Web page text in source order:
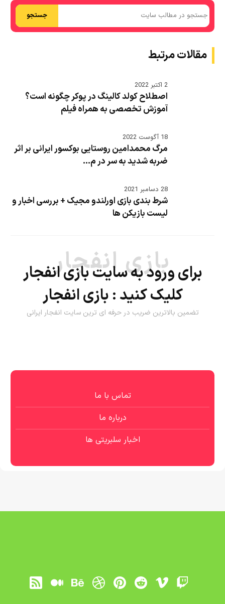
جستجو
مقالات مرتبط
2 اکتبر 2022
اصطلاح کولد کالینگ در پوکر چگونه است؟
آموزش تخصصی به همراه فیلم
18 آگوست 2022
مرگ محمدامین روستایی بوکسور ایرانی بر اثر
ضربه شدید به سر در م...
28 دسامبر 2021
شرط بندی بازی اورلندو مجیک + بررسی اخبار و
لیست بازیکن ها
بازی انفجار
برای ورود به سایت بازی انفجار
کلیک کنید : بازی انفجار
تضمین بالاترین ضریب در حرفه ای ترین سایت انفجار ایرانی
تماس با ما
درباره ما
اخبار سلبریتی ها